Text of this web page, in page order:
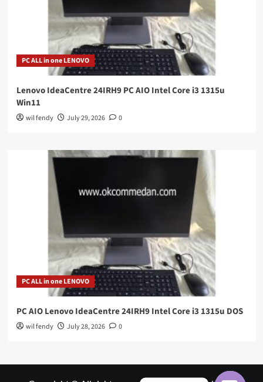
PC ALL in one LENOVO
Lenovo IdeaCentre 24IRH9 PC AIO Intel Core i3 1315u
Win11
wil fendy July 29, 2026 0
PC ALL in one LENOVO
PC AIO Lenovo IdeaCentre 24IRH9 Intel Core i3 1315u DOS
wil fendy July 28, 2026 0